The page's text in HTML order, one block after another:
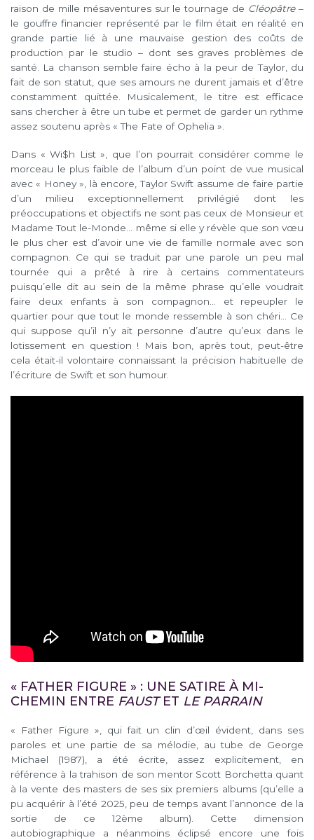
raison de mille mésaventures sur le tournage de Cléopâtre–
le gouffre financier représenté par le film était en réalité en
grande partie lié à une mauvaise gestion des coûts de
production par le studio – dont ses graves problèmes de
santé. La chanson semble faire écho à la peur de Taylor, du
fait de son statut, que ses amours ne durent jamais et d’être
constamment quittée. Musicalement, le titre est efficace
sans chercher à être un tube et permet de garder un rythme
assez soutenu après « The Fate of Ophelia ».
Dans « Wi$h List », que l’on pourrait considérer comme le
morceau le plus faible de l’album d’un point de vue musical
avec « Honey », là encore, Taylor Swift assume de faire partie
d’un milieu exceptionnellement privilégié dont les
préoccupations et objectifs ne sont pas ceux de Monsieur et
Madame Tout le-Monde… même si elle y révèle que son vœu
le plus cher est d’avoir une vie de famille normale avec son
compagnon. Ce qui se traduit par une parole un peu mal
tournée qui a prêté à rire à certains commentateurs
puisqu’elle dit au sein de la même phrase qu’elle voudrait
faire deux enfants à son compagnon… et repeupler le
quartier pour que tout le monde ressemble à son chéri… Ce
qui suppose qu’il n’y ait personne d’autre qu’eux dans le
lotissement en question ! Mais bon, après tout, peut-être
cela était-il volontaire connaissant la précision habituelle de
l’écriture de Swift et son humour.
« FATHER FIGURE » : UNE SATIRE À MI-
CHEMIN ENTRE FAUSTET LE PARRAIN
« Father Figure », qui fait un clin d’œil évident, dans ses
paroles et une partie de sa mélodie, au tube de George
Michael (1987), a été écrite, assez explicitement, en
référence à la trahison de son mentor Scott Borchetta quant
à la vente des masters de ses six premiers albums (qu’elle a
pu acquérir à l’été 2025, peu de temps avant l’annonce de la
sortie de ce 12ème album). Cette dimension
autobiographique a néanmoins éclipsé encore une fois